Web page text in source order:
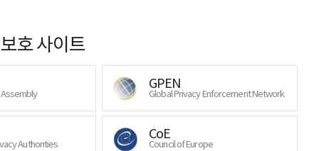
호 사이트
GPEN
Global Privacy Enforcement Network
Authorities
CoE
Council of Europe